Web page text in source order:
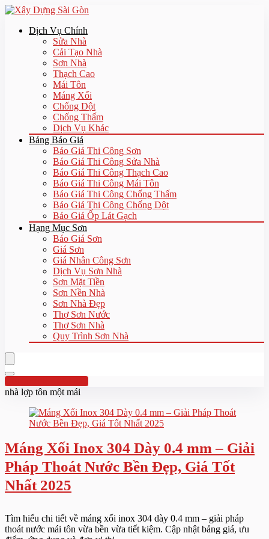
Dịch Vụ Chính
Sửa Nhà
Cải Tạo Nhà
Sơn Nhà
Thạch Cao
Mái Tôn
Máng Xối
Chống Dột
Chống Thấm
Dịch Vụ Khác
Bảng Báo Giá
Báo Giá Thi Công Sơn
Báo Giá Thi Công Sửa Nhà
Báo Giá Thi Công Thạch Cao
Báo Giá Thi Công Mái Tôn
Báo Giá Thi Công Chống Thấm
Báo Giá Thi Công Chống Dột
Báo Giá Ốp Lát Gạch
Hạng Mục Sơn
Báo Giá Sơn
Giá Sơn
Giá Nhân Công Sơn
Dịch Vụ Sơn Nhà
Sơn Mặt Tiền
Sơn Nền Nhà
Sơn Nhà Đẹp
Thợ Sơn Nước
Thợ Sơn Nhà
Quy Trình Sơn Nhà
Hotline:0961 894 472
nhà lợp tôn một mái
Máng Xối Inox 304 Dày 0.4 mm – Giải
Pháp Thoát Nước Bền Đẹp, Giá Tốt
Nhất 2025
Tìm hiểu chi tiết về máng xối inox 304 dày 0.4 mm – giải pháp
thoát nước mái tôn vừa bền vừa tiết kiệm. Cập nhật bảng giá, ưu